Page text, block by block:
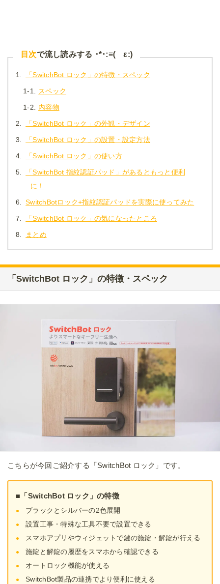
目次で流し読みする ･*･:≡( ε:)
1. 「SwitchBot ロック」の特徴・スペック
1-1. スペック
1-2. 内容物
2. 「SwitchBot ロック」の外観・デザイン
3. 「SwitchBot ロック」の設置・設定方法
4. 「SwitchBot ロック」の使い方
5.
「SwitchBot 指紋認証パッド」があるともっと便利
に！
6. SwitchBotロック+指紋認証パッドを実際に使ってみた
7. 「SwitchBot ロック」の気になったところ
8. まとめ
「SwitchBot ロック」の特徴・スペック
こちらが今回ご紹介する「SwitchBot ロック」です。
■「SwitchBot ロック」の特徴
ブラックとシルバーの2色展開
設置工事・特殊な工具不要で設置できる
スマホアプリやウィジェットで鍵の施錠・解錠が行える
施錠と解錠の履歴をスマホから確認できる
オートロック機能が使える
SwitchBot製品の連携でより便利に使える